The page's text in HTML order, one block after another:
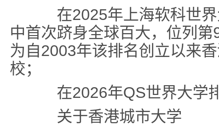
在2025年上海软科世界
中首次跻身全球百大，位列
为自2003年该排名创立以来
校；
在2026年QS世界大学
关于香港城市大学